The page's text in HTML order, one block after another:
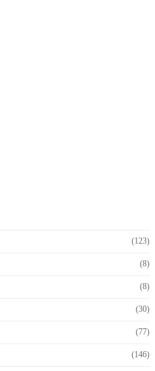
(123)
(8)
(8)
(30)
(77)
(146)